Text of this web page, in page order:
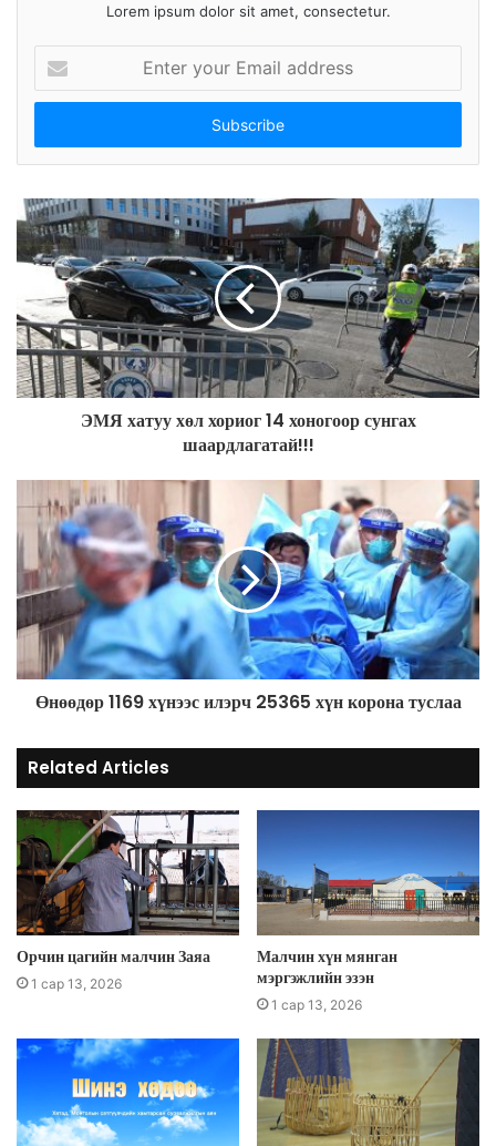
Lorem ipsum dolor sit amet, consectetur.
t
r
o
u
r
E
a
i
l
a
s
ЭМЯ хатуу хөл хориог 14 хоногоор сунгах
шаардлагатай!!!
Өнөөдөр 1169 хүнээс илэрч 25365 хүн корона туслаа
Related Articles
Орчин цагийн малчин Заяа
1 сар 13, 2026
Малчин хүн мянган
мэргэжлийн эзэн
1 сар 13, 2026